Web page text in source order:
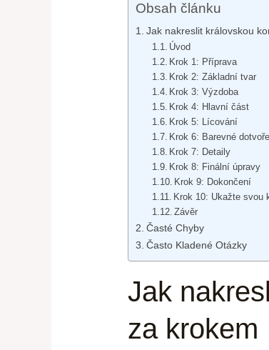
Obsah článku
Jak nakreslit královskou
Úvod
Krok 1: Příprava
Krok 2: Základní tvar
Krok 3: Výzdoba
Krok 4: Hlavní část
Krok 5: Lícování
Krok 6: Barevné
Krok 7: Detaily
Krok 8: Finální úpravy
Krok 9: Dokončení
Krok 10: Ukažte svou
Závěr
Časté Chyby
Často Kladené Otázky
Jak
za krokem